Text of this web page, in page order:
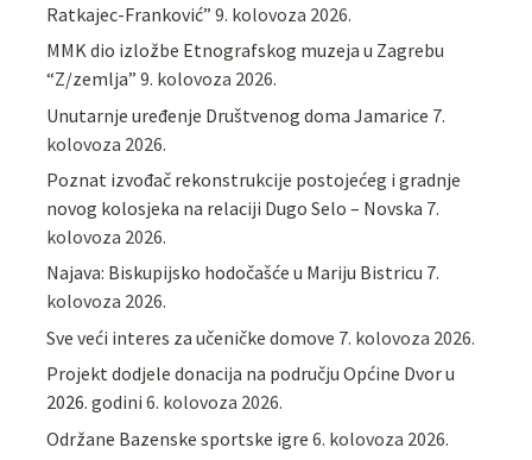
Ratkajec-Franković” 9. kolovoza 2026.
MMK dio izložbe Etnografskog muzeja u Zagrebu
“Z/zemlja” 9. kolovoza 2026.
Unutarnje uređenje Društvenog doma Jamarice 7.
kolovoza 2026.
Poznat izvođač rekonstrukcije postojećeg i gradnje
novog kolosjeka na relaciji Dugo Selo – Novska 7.
kolovoza 2026.
Najava: Biskupijsko hodočašće u Mariju Bistricu 7.
kolovoza 2026.
Sve veći interes za učeničke domove 7. kolovoza 2026.
Projekt dodjele donacija na području Općine Dvor u
2026. godini 6. kolovoza 2026.
Održane Bazenske sportske igre 6. kolovoza 2026.